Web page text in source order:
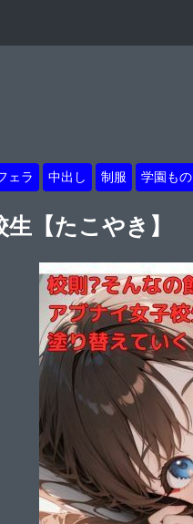
ェラ 中出し 制服 学園もの
【たこやき】